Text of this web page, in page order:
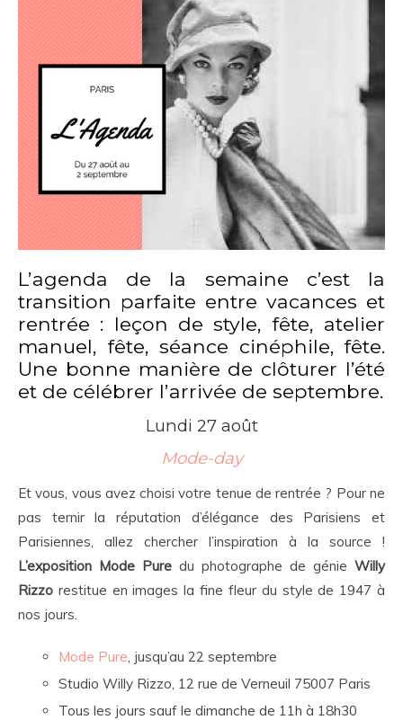
L’agenda de la semaine c’est la
transition parfaite entre vacances et
rentrée : leçon de style, fête, atelier
manuel, fête, séance cinéphile, fête.
Une bonne manière de clôturer l’été
et de célébrer l’arrivée de septembre.
Lundi 27 août
Mode-day
Et vous, vous avez choisi votre tenue de rentrée ? Pour ne
pas ternir la réputation d’élégance des Parisiens et
Parisiennes, allez chercher l’inspiration à la source !
L’exposition Mode Pure du photographe de génie Willy
Rizzo restitue en images la fine fleur du style de 1947 à
nos jours.
Mode Pure , jusqu’au 22 septembre
Studio Willy Rizzo, 12 rue de Verneuil 75007 Paris
Tous les jours sauf le dimanche de 11h à 18h30